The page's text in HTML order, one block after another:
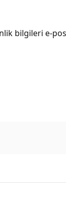
bilgileri e-